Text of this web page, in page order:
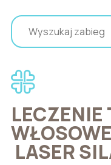
LECZENIE
LASER